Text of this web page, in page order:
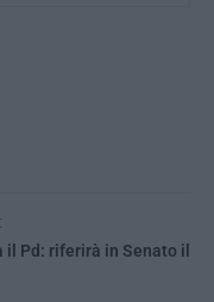
Pd: riferirà in Senato il